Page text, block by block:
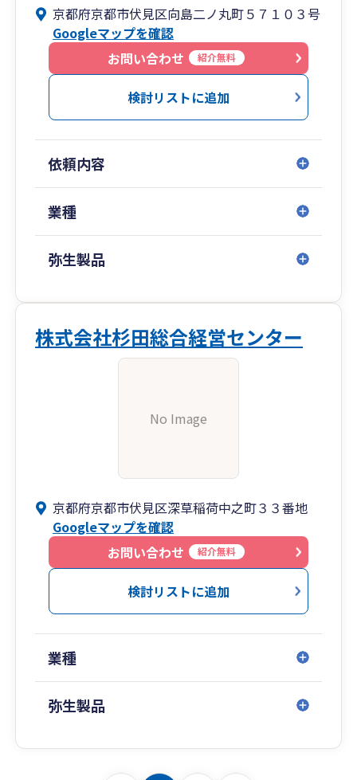
京都府京都市伏見区向島二ノ丸町５７１０３号
Googleマップを確認
お問い合わせ
紹介無料
検討リストに追加
依頼内容
業種
弥生製品
株式会社杉田総合経営センター
No Image
京都府京都市伏見区深草稲荷中之町３３番地
Googleマップを確認
お問い合わせ
紹介無料
検討リストに追加
業種
弥生製品